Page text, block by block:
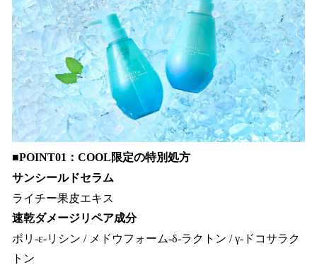
■POINT01：COOL限定の特別処方
サンシールドセラム
ライチー果皮エキス
速乾ダメージリペア成分
ポリ-ε-リシン / メドウフォーム-δ-ラクトン / γ-ドコサラク
トン